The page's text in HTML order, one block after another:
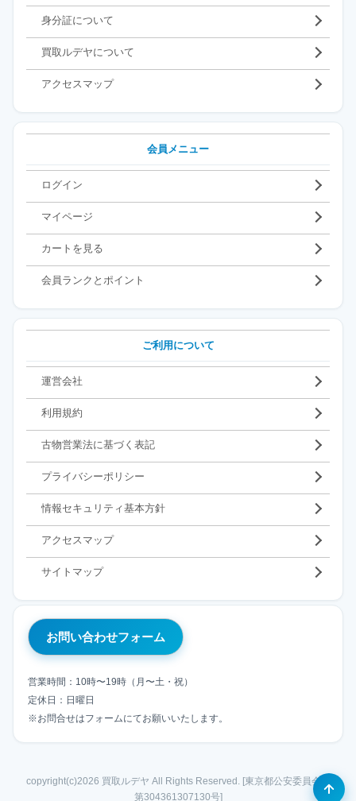
身分証について
買取ルデヤについて
アクセスマップ
会員メニュー
ログイン
マイページ
カートを見る
会員ランクとポイント
ご利用について
運営会社
利用規約
古物営業法に基づく表記
プライバシーポリシー
情報セキュリティ基本方針
アクセスマップ
サイトマップ
お問い合わせフォーム
営業時間：10時〜19時（月〜土・祝）
定休日：日曜日
※お問合せはフォームにてお願いいたします。
copyright(c)2026 買取ルデヤ All Rights Reserved. [東京都公安委員会
第304361307130号]